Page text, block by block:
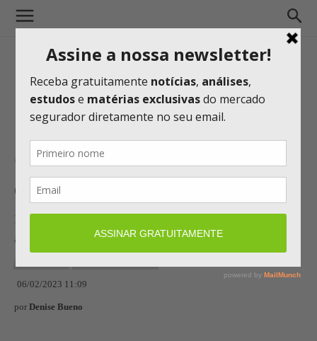
Grupo MDS inaugura novo
escritório no Rio de Janeiro
Investimento reforça o compromisso com o Brasil e a
aposta no mercado carioca
06/02/2023 11:09
por Denise Bueno